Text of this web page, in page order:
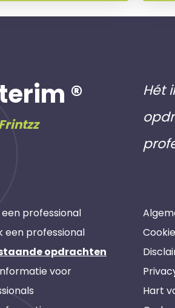
®
Hét
professional
een professional
opdrachten
voor
Hart